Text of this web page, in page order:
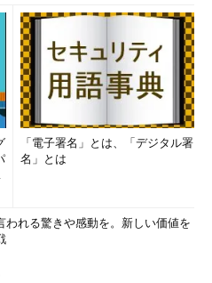
「電子署名」とは、「デジタル署
名」とは
われる驚きや感動を。新しい価値を